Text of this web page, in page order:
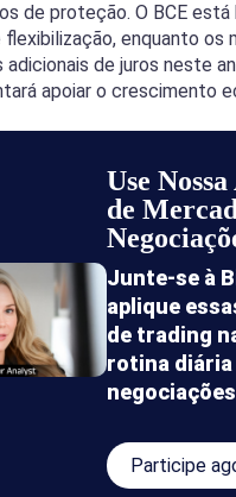
de proteção. O BCE está
enquanto os
de juros neste
apoiar o crescimento
Use
de
Junte-se à
aplique
de trading
rotina diária
negociações
Participe